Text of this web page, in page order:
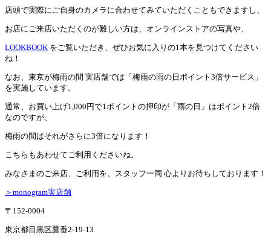
店頭で実際にご自身のカメラに合わせてみていただくこともできますし、
お店にご来店いただくのが難しい方は、オンラインストアの写真や、
LOOKBOOK をご覧いただき、ぜひお気に入りの1本を見つけてください
ね！
なお、東京が梅雨の間 実店舗では「梅雨の雨の日ポイント3倍サービス」
を実施しています。
通常、お買い上げ1,000円で1ポイントの押印が「雨の日」はポイント2倍
なのですが、
梅雨の間はそれがさらに3倍になります！
こちらもあわせてご利用くださいね。
みなさまのご来店、ご利用を、スタッフ一同 心よりお待ちしております！
＞monogram実店舗
〒152-0004
東京都目黒区鷹番2-19-13